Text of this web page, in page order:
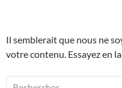
Il semblerait que nous ne
votre contenu. Essayez en
Rechercher :